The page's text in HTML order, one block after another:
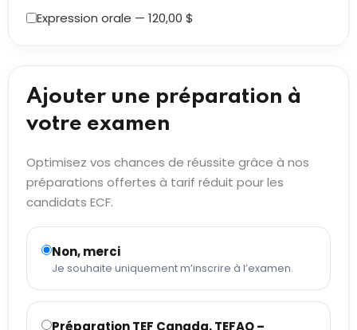
Expression orale — 120,00 $
Ajouter une préparation à
votre examen
Optimisez vos chances de réussite grâce à nos
préparations offertes à tarif réduit pour les
candidats ECF.
Non, merci
Je souhaite uniquement m’inscrire à l’examen.
Préparation TEF Canada, TEFAQ –